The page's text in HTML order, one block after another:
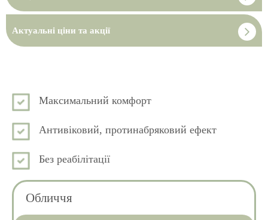
Актуальні ціни та акції
Максимальний комфорт
Антивіковий, протинабряковий ефект
Без реабілітації
Обличчя